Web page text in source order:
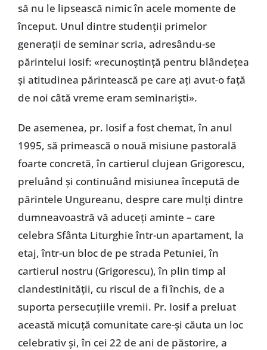
să nu le lipsească nimic în acele momente de
început. Unul dintre studenții primelor
generații de seminar scria, adresându-se
părintelui Iosif: «recunoștință pentru blândețea
și atitudinea părintească pe care ați avut-o față
de noi câtă vreme eram seminariști».
De asemenea, pr. Iosif a fost chemat, în anul
1995, să primească o nouă misiune pastorală
foarte concretă, în cartierul clujean Grigorescu,
preluând și continuând misiunea începută de
părintele Ungureanu, despre care mulți dintre
dumneavoastră vă aduceți aminte – care
celebra Sfânta Liturghie într-un apartament, la
etaj, într-un bloc de pe strada Petuniei, în
cartierul nostru (Grigorescu), în plin timp al
clandestinității, cu riscul de a fi închis, de a
suporta persecuțiile vremii. Pr. Iosif a preluat
această micuță comunitate care-și căuta un loc
celebrativ și, în cei 22 de ani de păstorire, a